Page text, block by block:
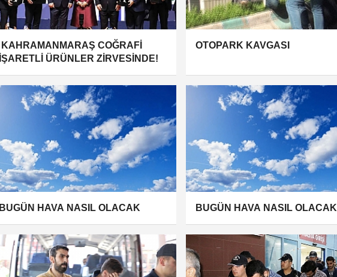
KAHRAMANMARAŞ COĞRAFİ
İŞARETLİ ÜRÜNLER ZİRVESİNDE!
OTOPARK KAVGASI
BUGÜN HAVA NASIL OLACAK BUGÜN HAVA NASIL OLACAK